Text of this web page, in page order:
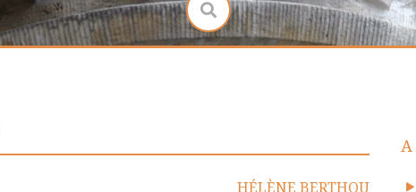
HÉLÈNE BERTHOU
A